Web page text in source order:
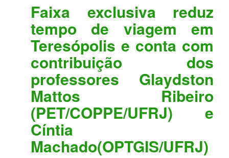
Faixa exclusiva reduz
tempo de viagem em
Teresópolis e conta com
contribuição dos
professores Glaydston
Mattos Ribeiro
(PET/COPPE/UFRJ) e
Cíntia
Machado(OPTGIS/UFRJ)